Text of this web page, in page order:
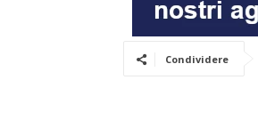
Condividere